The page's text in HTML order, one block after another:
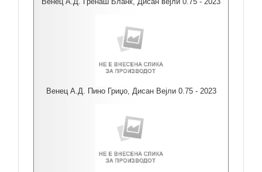
Венец А.Д. Пино Гриџо, Дисан Вејли 0.75 - 2023